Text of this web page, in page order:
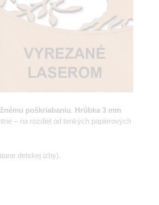
poškriabaniu. Hrúbka 3 mm
– na rozdiel od tenkých papierových
detskej izby).